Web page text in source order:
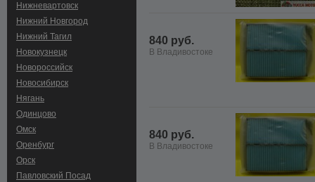
Нижневартовск
Нижний Новгород
Нижний Тагил
Новокузнецк
Новороссийск
Новосибирск
Нягань
Одинцово
Омск
Оренбург
Орск
Павловский Посад
840 руб.
В Владивостоке
840 руб.
В Владивостоке